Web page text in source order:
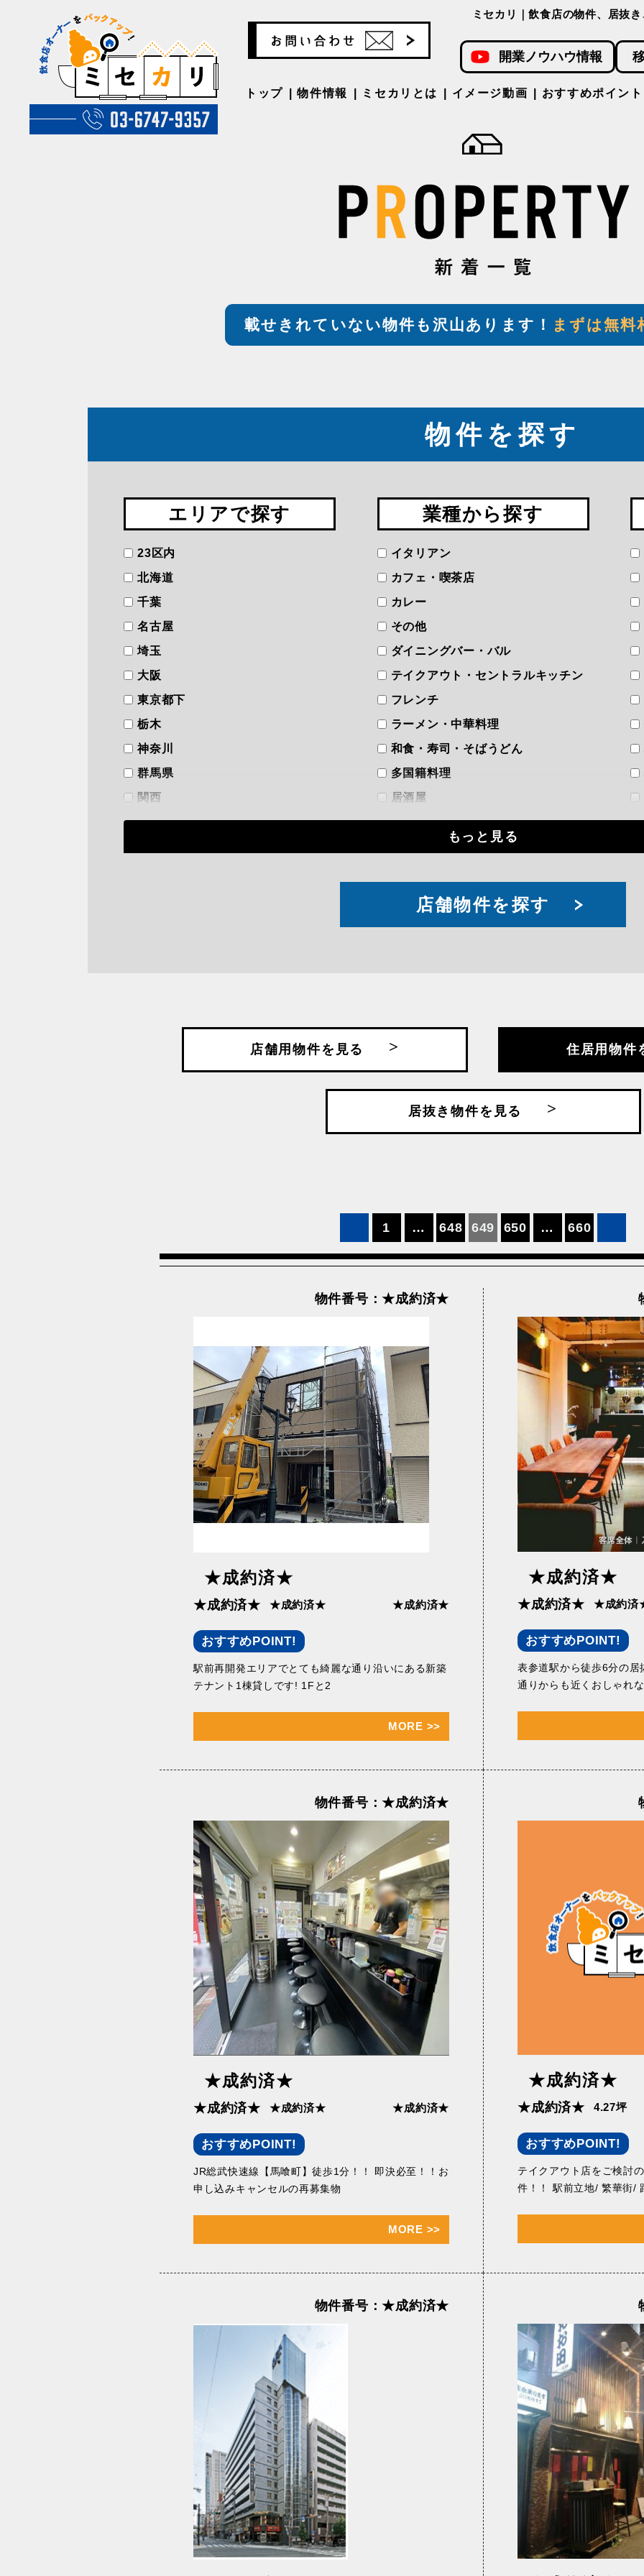
ミセカリ｜飲食店の物件、居抜
開業ノウハウ情報
トップ 物件情報 ミセカリとは イメージ動画 おすすめポイント
載せきれていない物件も沢山あります！ まずは無料
物件を探す
エリアで探す
23区内
北海道
千葉
名古屋
埼玉
大阪
東京都下
栃木
神奈川
群馬県
関西
フリーワードから探す
業種から探す
イタリアン
カフェ・喫茶店
カレー
その他
ダイニングバー・バル
テイクアウト・セントラルキッチン
フレンチ
ラーメン・中華料理
和食・寿司・そばうどん
多国籍料理
居酒屋
洋食
焼き鳥・やきとん
立ち飲み
沿線を選択してください
JR山手線 JR川越線 JR常磐線
JR根岸線
JR総武・中央緩行線 JR総武本線 JR青梅線
日暮里舎人ライナー 東京メトロ丸ノ内線 東京メトロ副
東京メトロ半蔵門線
東京メトロ南北線 東京メトロ日比谷線 東京メトロ有
東急目黒線 東武亀戸線
～小田原）
宮～逗子）
西武国分寺線
西武新宿線
西武有楽町線
都営大江戸線 都営新宿線 都営浅草線
もっと見る
店舗物件を探す
店舗用物件を見る 住居用物件
居抜き物件を見る
の
1 … 648 649 650 … 660
物件番号：★成約済★
★成約済★
★成約済★ ★成約済★ ★成約済★
おすすめPOINT!
駅前再開発エリアでとても綺麗な通り沿いにある新築
テナント1棟貸しです! 1Fと2
MORE >>
★成約済★
★成約済★ ★成約
おすすめPOINT!
表参道駅から徒歩6分の
通りからも近くおしゃれ
物件番号：★成約済★
★成約済★
★成約済★ ★成約済★ ★成約済★
おすすめPOINT!
JR総武快速線【馬喰町】徒歩1分！！ 即決必至！！お
申し込みキャンセルの再募集物
MORE >>
★成約済★
★成約済★ 4.27坪
おすすめPOINT!
テイクアウト店をご検討
件！！ 駅前立地/ 繁華街/
物件番号：★成約済★